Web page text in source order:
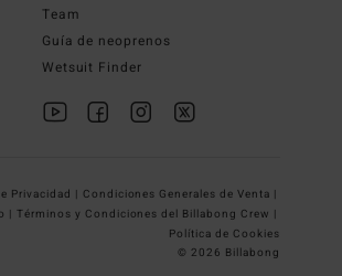
Team
Guía de neoprenos
Wetsuit Finder
Privacidad | Condiciones Generales de Venta |
| Términos y Condiciones del Billabong Crew |
Política de Cookies
© 2026 Billabong